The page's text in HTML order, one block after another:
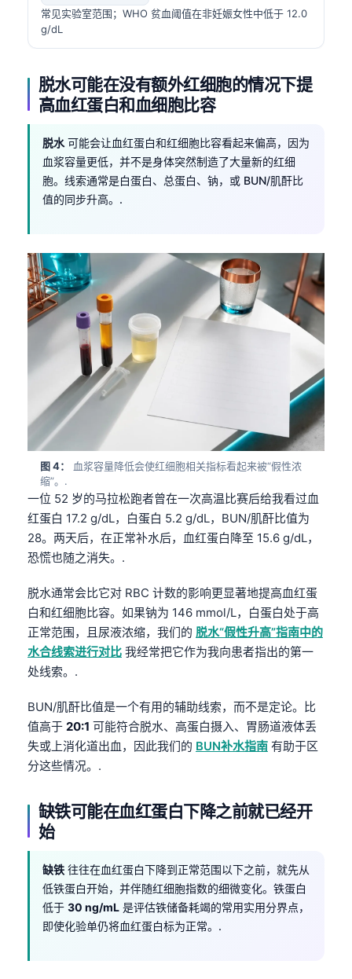
常见实验室范围；WHO 贫血阈值在非妊娠女性中低于 12.0
g/dL
脱水可能在没有额外红细胞的情况下提
高血红蛋白和血细胞比容
脱水 可能会让血红蛋白和红细胞比容看起来偏高，因为
血浆容量更低，并不是身体突然制造了大量新的红细
胞。线索通常是白蛋白、总蛋白、钠，或 BUN/肌酐比
值的同步升高。.
图 4：
血浆容量降低会使红细胞相关指标看起来被“假性浓
缩”。.
一位 52 岁的马拉松跑者曾在一次高温比赛后给我看过血
红蛋白 17.2 g/dL，白蛋白 5.2 g/dL，BUN/肌酐比值为
28。两天后，在正常补水后，血红蛋白降至 15.6 g/dL，
恐慌也随之消失。.
脱水通常会比它对 RBC 计数的影响更显著地提高血红蛋
白和红细胞比容。如果钠为 146 mmol/L，白蛋白处于高
正常范围，且尿液浓缩，我们的 脱水“假性升高”指南中的
水合线索进行对比 我经常把它作为我向患者指出的第一
处线索。.
BUN/肌酐比值是一个有用的辅助线索，而不是定论。比
值高于 20:1 可能符合脱水、高蛋白摄入、胃肠道液体丢
失或上消化道出血，因此我们的 BUN补水指南 有助于区
分这些情况。.
缺铁可能在血红蛋白下降之前就已经开
始
缺铁 往往在血红蛋白下降到正常范围以下之前，就先从
低铁蛋白开始，并伴随红细胞指数的细微变化。铁蛋白
低于 30 ng/mL 是评估铁储备耗竭的常用实用分界点，
即使化验单仍将血红蛋白标为正常。.